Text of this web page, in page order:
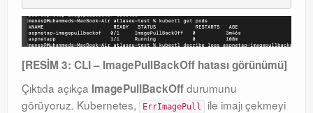
[RESİM 3: CLI – ImagePullBackOff hatası görünümü]
Çıktıda açıkça ImagePullBackOffdurumunu
görüyoruz. Kubernetes,
ErrImagePull
ile imajı çekmeyi